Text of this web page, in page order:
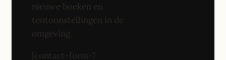
nieuwe boeken en
tentoonstellingen in de
omgeving.
[contact-form-7